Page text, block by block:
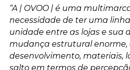
“A | OVOO | é uma
necessidade de ter uma
unidade entre as lojas e sua
mudança estrutural enorme,
desenvolvimento, materiais,
salto em termos de